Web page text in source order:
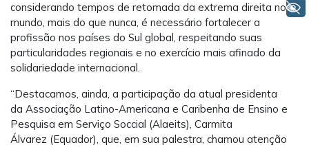
considerando tempos de retomada da extrema direita no
mundo, mais do que nunca, é necessário fortalecer a
profissão nos países do Sul global, respeitando suas
particularidades regionais e no exercício mais afinado da
solidariedade internacional.
“Destacamos, ainda, a participação da atual presidenta
da Associação Latino-Americana e Caribenha de Ensino e
Pesquisa em Serviço Soccial (Alaeits), Carmita
Álvarez (Equador), que, em sua palestra, chamou atenção
+ Acessibilidade